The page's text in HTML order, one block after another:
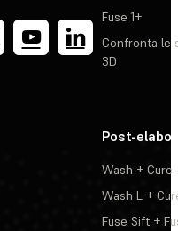
Fuse 1+
Confronta le
3D
Post-
Wash + Cure
Wash L +
Fuse Sift +